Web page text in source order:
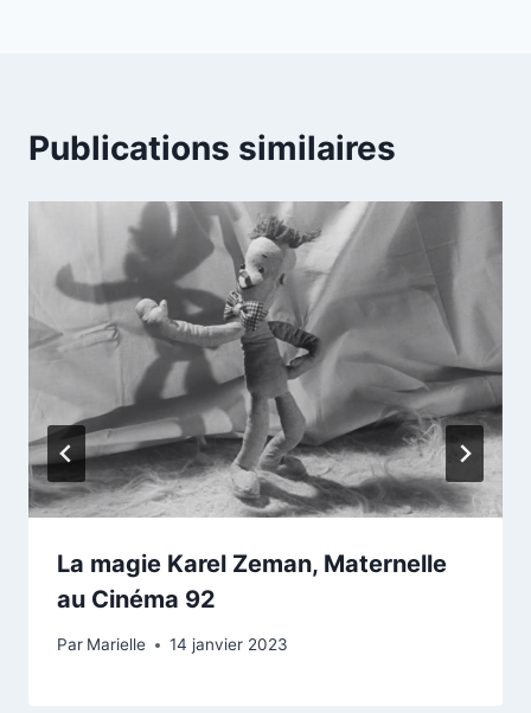
Publications similaires
La magie Karel Zeman, Maternelle
au Cinéma 92
Par Marielle 14 janvier 2023